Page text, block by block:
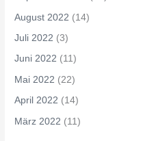
August 2022 (14)
Juli 2022 (3)
Juni 2022 (11)
Mai 2022 (22)
April 2022 (14)
März 2022 (11)